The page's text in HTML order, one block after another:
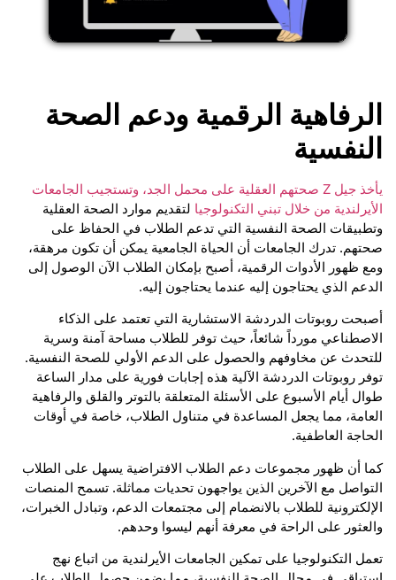
الرفاهية الرقمية ودعم الصحة
النفسية
يأخذ جيل Z صحتهم العقلية على محمل الجد، وتستجيب الجامعات
الأيرلندية من خلال تبني التكنولوجيا لتقديم موارد الصحة العقلية
وتطبيقات الصحة النفسية التي تدعم الطلاب في الحفاظ على
صحتهم. تدرك الجامعات أن الحياة الجامعية يمكن أن تكون مرهقة،
ومع ظهور الأدوات الرقمية، أصبح بإمكان الطلاب الآن الوصول إلى
الدعم الذي يحتاجون إليه عندما يحتاجون إليه.
أصبحت روبوتات الدردشة الاستشارية التي تعتمد على الذكاء
الاصطناعي مورداً شائعاً، حيث توفر للطلاب مساحة آمنة وسرية
للتحدث عن مخاوفهم والحصول على الدعم الأولي للصحة النفسية.
توفر روبوتات الدردشة الآلية هذه إجابات فورية على مدار الساعة
طوال أيام الأسبوع على الأسئلة المتعلقة بالتوتر والقلق والرفاهية
العامة، مما يجعل المساعدة في متناول الطلاب، خاصة في أوقات
الحاجة العاطفية.
كما أن ظهور مجموعات دعم الطلاب الافتراضية يسهل على الطلاب
التواصل مع الآخرين الذين يواجهون تحديات مماثلة. تسمح المنصات
الإلكترونية للطلاب بالانضمام إلى مجتمعات الدعم، وتبادل الخبرات،
والعثور على الراحة في معرفة أنهم ليسوا وحدهم.
تعمل التكنولوجيا على تمكين الجامعات الأيرلندية من اتباع نهج